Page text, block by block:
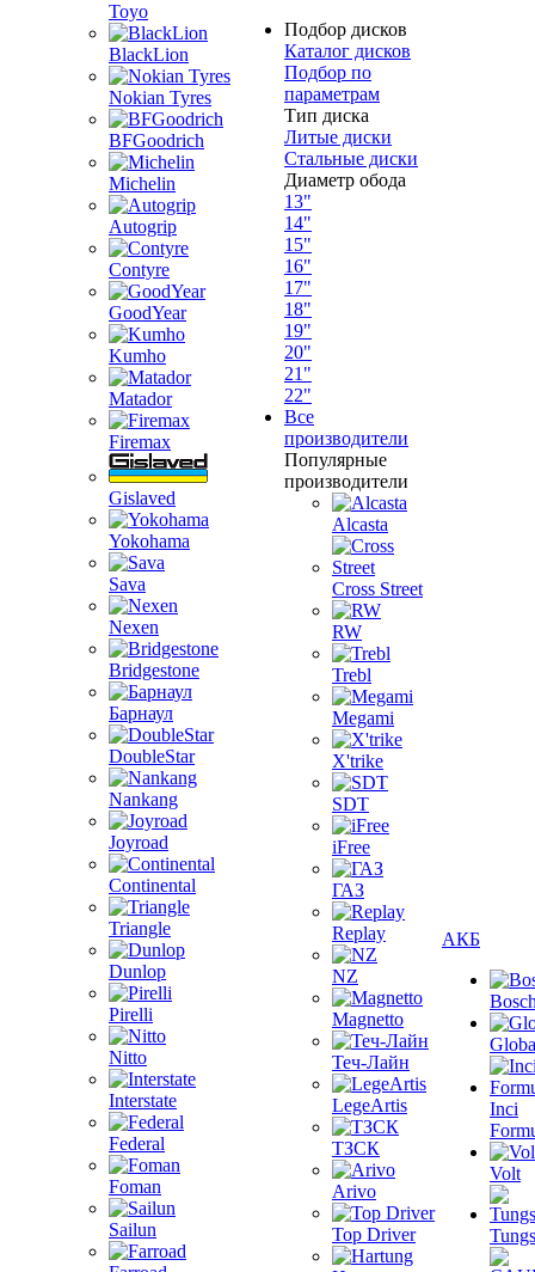
Toyo
BlackLion
Nokian Tyres
BFGoodrich
Michelin
Autogrip
Contyre
GoodYear
Kumho
Matador
Firemax
Gislaved
Yokohama
Sava
Nexen
Bridgestone
Барнаул
DoubleStar
Nankang
Joyroad
Continental
Triangle
Dunlop
Pirelli
Nitto
Interstate
Federal
Foman
Sailun
Подбор дисков
Каталог дисков
Подбор по
параметрам
Тип диска
Литые диски
Стальные диски
Диаметр обода
13"
14"
15"
16"
17"
18"
19"
20"
21"
22"
Все
производители
Популярные
производители
Alcasta
Cross Street
RW
Trebl
Megami
X'trike
SDT
iFree
ГАЗ
Replay
NZ
Magnetto
Теч-Лайн
LegeArtis
ТЗСК
Arivo
Top Driver
АКБ
Inci
Volt